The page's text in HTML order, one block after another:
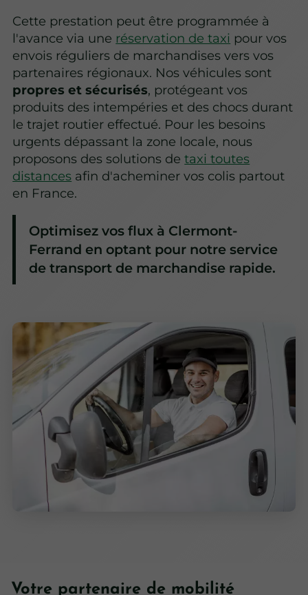
Cette prestation peut être programmée à
l'avance via une réservation de taxi pour vos
envois réguliers de marchandises vers vos
partenaires régionaux. Nos véhicules sont
propres et sécurisés, protégeant vos
produits des intempéries et des chocs durant
le trajet routier effectué. Pour les besoins
urgents dépassant la zone locale, nous
proposons des solutions detaxi toutes
distances afin d'acheminer vos colis partout
en France.
Optimisez vos flux à Clermont-
Ferrand en optant pour notre service
de transport de marchandise rapide.
Votre partenaire de mobilité